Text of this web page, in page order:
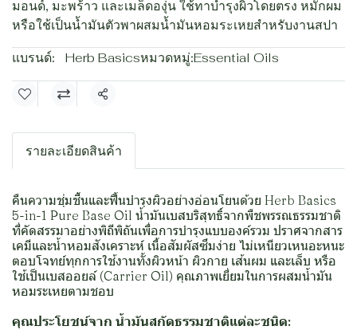
มอนด์, มะพร้าว และเมล็ดองุ่น ใช้ทาบำรุงผิวโดยตรง หมักผม
หรือใช้เป็นน้ำมันตัวพาผสมน้ำมันหอมระเหยสำหรับงานสปา
แบรนด์: Herb Basicsหมวดหมู่:Essential Oils
แชร์
รายละเอียดสินค้า
คืนความชุ่มชื้นและฟื้นบำรุงผิวอย่างอ่อนโยนด้วย Herb Basics
5-in-1 Pure Base Oil น้ำมันเบสบริสุทธิ์จากพืชพรรณธรรมชาติ
ที่คัดสรรมาอย่างพิถีพิถันเพื่อการบำรุงแบบองค์รวม ปราศจากสาร
เคมีและน้ำหอมสังเคราะห์ เนื้อสัมผัสซึมง่าย ไม่เหนียวเหนอะหนะ
ตอบโจทย์ทุกการใช้งานทั้งผิวหน้า ผิวกาย เส้นผม และเล็บ หรือ
ใช้เป็นเบสออยล์ (Carrier Oil) คุณภาพเยี่ยมในการผสมน้ำมัน
หอมระเหยตามชอบ
คุณประโยชน์จาก น้ำมันสกัดธรรมชาติแต่ละชนิด: